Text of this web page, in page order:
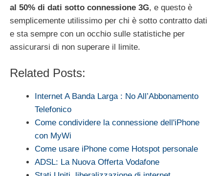
al 50% di dati sotto connessione 3G, e questo è
semplicemente utilissimo per chi è sotto contratto dati
e sta sempre con un occhio sulle statistiche per
assicurarsi di non superare il limite.
Related Posts:
Internet A Banda Larga : No All’Abbonamento
Telefonico
Come condividere la connessione dell'iPhone
con MyWi
Come usare iPhone come Hotspot personale
ADSL: La Nuova Offerta Vodafone